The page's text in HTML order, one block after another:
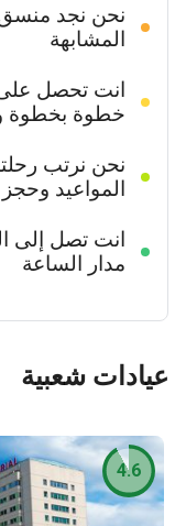
نحن نجد
المشابهة
انت تحصل
خطوة بخطوة
نحن نرتب
المواعيد
انت تصل إلى
مدار الساعة
عيادات شعبية
4.6